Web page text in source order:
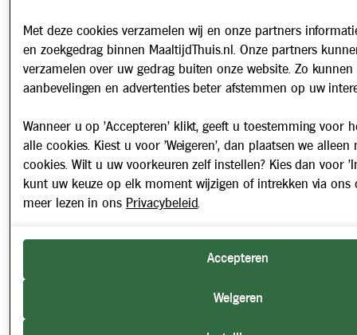
Met deze cookies verzamelen wij en onze partners
en zoekgedrag binnen MaaltijdThuis.nl. Onze partners
verzamelen over uw gedrag buiten onze website. Zo kunnen
aanbevelingen en advertenties beter afstemmen op uw
Wanneer u op 'Accepteren' klikt, geeft u toestemming voor
alle cookies. Kiest u voor 'Weigeren', dan plaatsen we alleen
cookies. Wilt u uw voorkeuren zelf instellen? Kies dan voor
kunt uw keuze op elk moment wijzigen of intrekken via ons
meer lezen in ons Privacybeleid.
Accepteren
Weigeren